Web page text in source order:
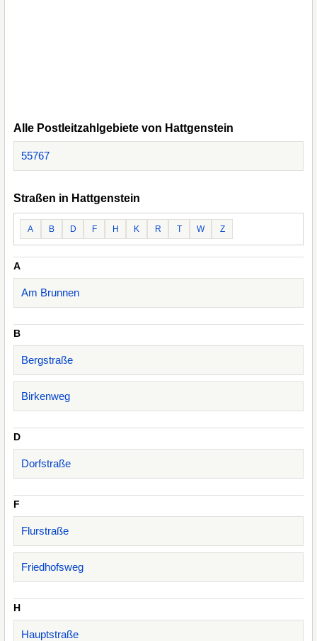
Alle Postleitzahlgebiete von Hattgenstein
55767
Straßen in Hattgenstein
A B D F H K R T W Z
A
Am Brunnen
B
Bergstraße
Birkenweg
D
Dorfstraße
F
Flurstraße
Friedhofsweg
H
Hauptstraße